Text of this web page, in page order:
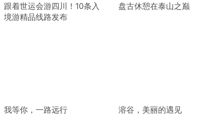
跟着世运会游四川！10条入
境游精品线路发布
盘古休憩在泰山之巅
我等你，一路远行 溶谷，美丽的遇见